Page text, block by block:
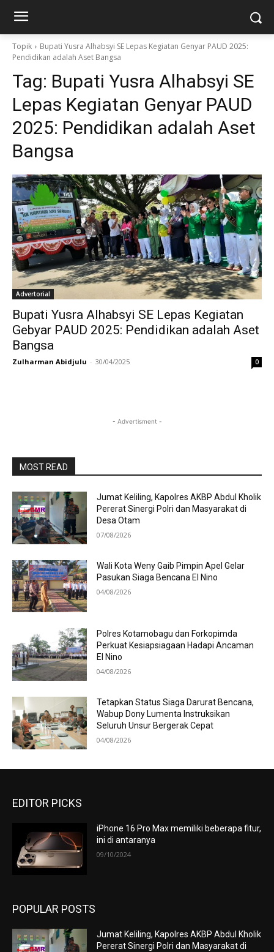
Topik
Bupati Yusra Alhabsyi SE Lepas Kegiatan Genyar PAUD 2025:
Pendidikan adalah Aset Bangsa
Tag: Bupati Yusra Alhabsyi SE
Lepas Kegiatan Genyar PAUD
2025: Pendidikan adalah Aset
Bangsa
Advertorial
Bupati Yusra Alhabsyi SE Lepas Kegiatan
Gebyar PAUD 2025: Pendidikan adalah Aset
Bangsa
Zulharman Abidjulu - 30/04/2025 0
- Advertisment -
MOST READ
Jumat Keliling, Kapolres AKBP Abdul Kholik
Pererat Sinergi Polri dan Masyarakat di
Desa Otam
07/08/2026
Wali Kota Weny Gaib Pimpin Apel Gelar
Pasukan Siaga Bencana El Nino
04/08/2026
Polres Kotamobagu dan Forkopimda
Perkuat Kesiapsiagaan Hadapi Ancaman
El Nino
04/08/2026
Tetapkan Status Siaga Darurat Bencana,
Wabup Dony Lumenta Instruksikan
Seluruh Unsur Bergerak Cepat
04/08/2026
EDITOR PICKS
iPhone 16 Pro Max memiliki beberapa fitur,
ini di antaranya
09/10/2024
POPULAR POSTS
Jumat Keliling, Kapolres AKBP Abdul Kholik
Pererat Sinergi Polri dan Masyarakat di